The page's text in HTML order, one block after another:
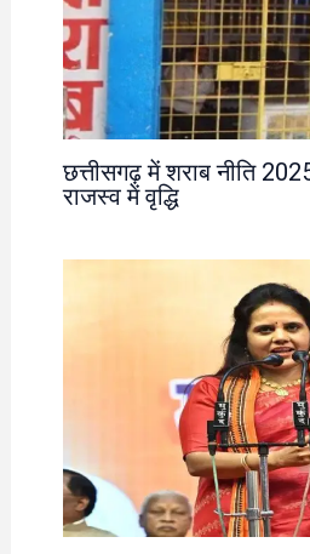
छत्तीसगढ़ में शराब नीति
राजस्व में वृद्धि